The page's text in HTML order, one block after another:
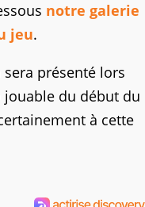
notre galerie
jeu.
sera présenté lors
jouable du début du
à cette